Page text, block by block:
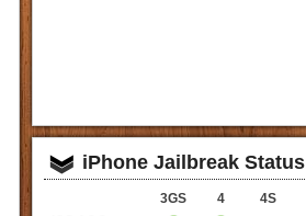
iPhone Jailbreak Status
3GS 4 4S